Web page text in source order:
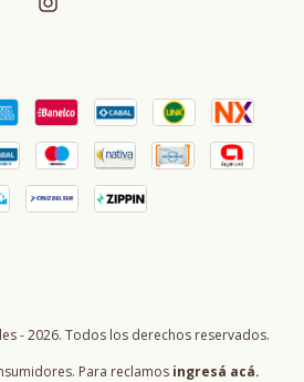
- 2026. Todos los derechos reservados.
Para reclamos ingresá acá.